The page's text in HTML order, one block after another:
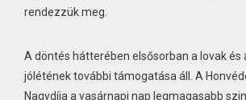
rendezzük meg.
A döntés hátterében elsősorban a lovak és
jólétének további támogatása áll. A
Nagydíja a vasárnapi nap legmagasabb